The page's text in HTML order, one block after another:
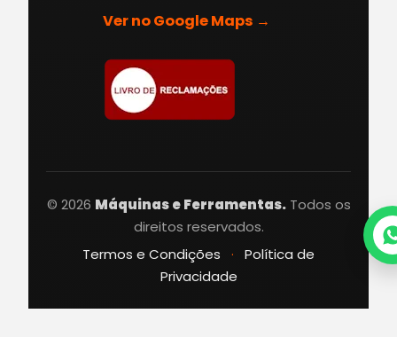
Ver no Google Maps →
© 2026 Máquinas e Ferramentas.Todos os
direitos reservados.
Termos e Condições
·
Política de
Privacidade